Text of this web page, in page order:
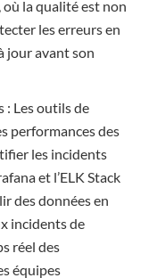
où la qualité est non
les erreurs en
jour avant son
: Les outils de
performances des
les incidents
et l’ELK Stack
des données en
incidents de
réel des
équipes